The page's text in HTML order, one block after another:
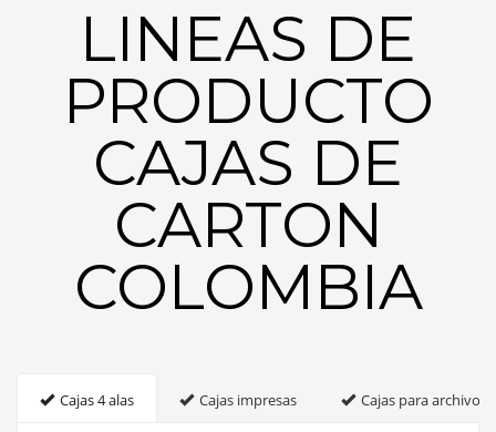
LINEAS DE
PRODUCTO
CAJAS DE
CARTON
COLOMBIA
Cajas 4 alas Cajas impresas Cajas para archivo